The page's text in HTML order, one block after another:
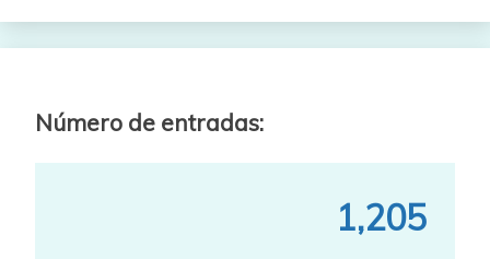
Número de entradas:
1,205